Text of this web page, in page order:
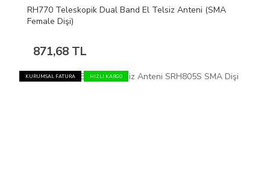
RH770 Teleskopik Dual Band El Telsiz Anteni (SMA
Female Dişi)
871,68 TL
KURUMSAL FATURA HIZLI KARGO